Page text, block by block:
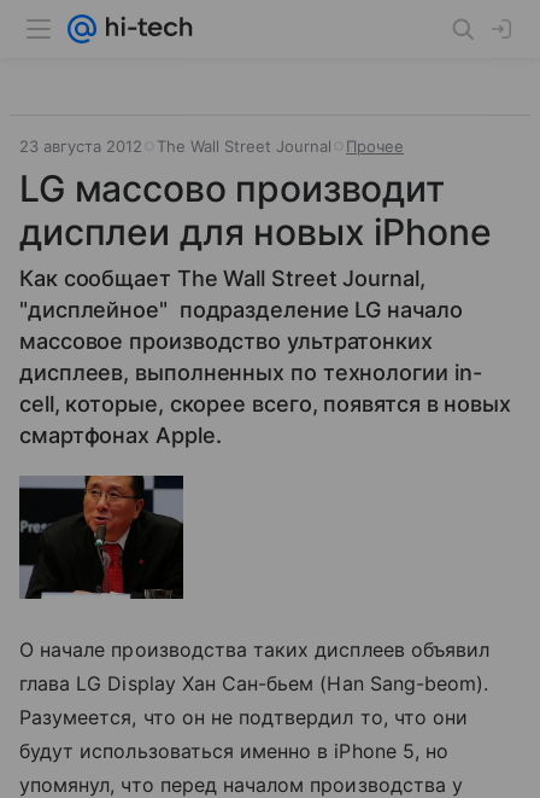
23 августа 2012 The Wall Street Journal Прочее
LG массово производит
дисплеи для новых iPhone
Как сообщает The Wall Street Journal,
"дисплейное" подразделение LG начало
массовое производство ультратонких
дисплеев, выполненных по технологии in-
cell, которые, скорее всего, появятся в новых
смартфонах Apple.
О начале производства таких дисплеев объявил
глава LG Display Хан Сан-бьем (Han Sang-beom).
Разумеется, что он не подтвердил то, что они
будут использоваться именно в iPhone 5, но
упомянул, что перед началом производства у